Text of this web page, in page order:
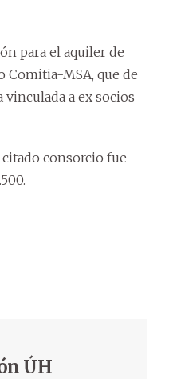
para el aquiler de
Comitia-MSA, que de
vinculada a ex socios
consorcio fue
ÚH